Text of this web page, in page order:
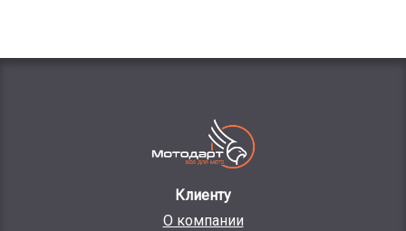
Клиенту
О компании